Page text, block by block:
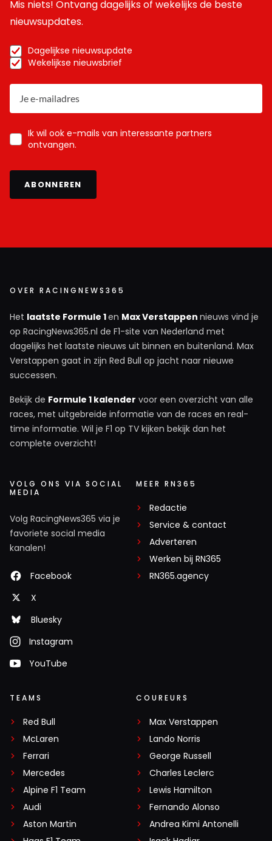
Mis niets! Ontvang dagelijks of wekelijks de beste
nieuwsupdates.
Dagelijkse nieuwsupdate
Wekelijkse nieuwsbrief
Ik wil ook e-mails van interessante partners
ontvangen.
ABONNEREN
OVER RACINGNEWS365
Het laatste Formule 1en Max Verstappen nieuws vind je
op RacingNews365.nl de F1-site van Nederland met
dagelijks het laatste nieuws uit binnen en buitenland. Max
Verstappen gaat in zijn Red Bull op jacht naar nieuwe
successen.
Bekijk de Formule 1 kalender voor een overzicht van alle
races, met uitgebreide informatie van de races en real-
time informatie. Wil je F1 op TV kijken bekijk dan het
complete overzicht!
VOLG ONS VIA SOCIAL
MEDIA
Volg RacingNews365 via je
favoriete social media
kanalen!
Facebook
X
Bluesky
Instagram
YouTube
MEER RN365
Redactie
Service & contact
Adverteren
Werken bij RN365
RN365.agency
TEAMS
Red Bull
McLaren
Ferrari
Mercedes
Alpine F1 Team
Audi
Aston Martin
COUREURS
Max Verstappen
Lando Norris
George Russell
Charles Leclerc
Lewis Hamilton
Fernando Alonso
Andrea Kimi Antonelli